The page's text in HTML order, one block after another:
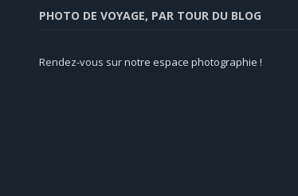
PHOTO DE VOYAGE, PAR TOUR DU BLOG
Rendez-vous surnotre espace photographie !